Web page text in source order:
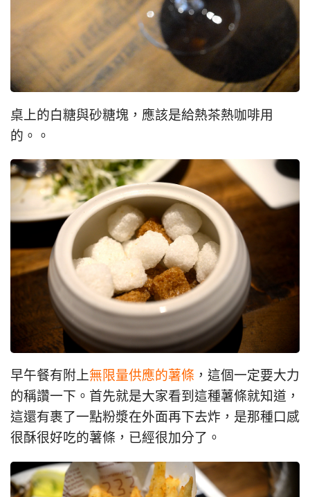
桌上的白糖與砂糖塊，應該是給熱茶熱咖啡用
的。。
早午餐有附上無限量供應的薯條 ，這個一定要大力
的稱讚一下。首先就是大家看到這種薯條就知道，
這還有裹了一點粉漿在外面再下去炸，是那種口感
很酥很好吃的薯條，已經很加分了。